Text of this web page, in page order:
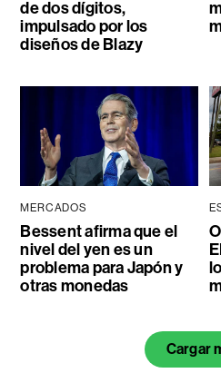
de dos dígitos,
impulsado por los
diseños de Blazy
MERCADOS
Bessent afirma que el
nivel del yen es un
problema para Japón y
otras monedas
Cargar